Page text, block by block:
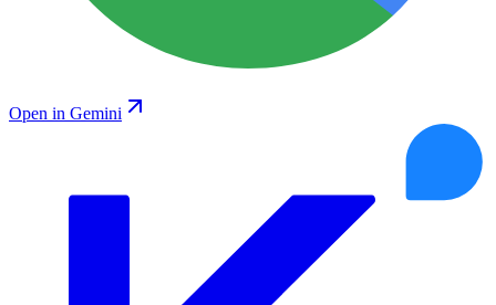
Open in Gemini